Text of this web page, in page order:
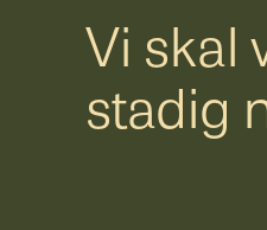
Vi skal
stadig